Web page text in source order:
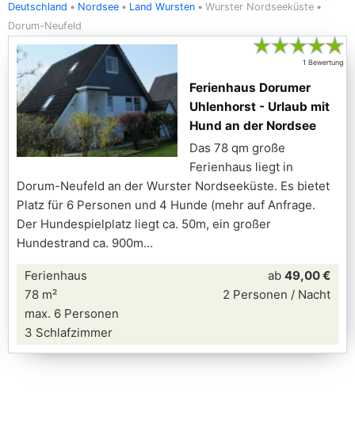
Deutschland Nordsee Land Wursten
Wurster Nordseeküste
Dorum-Neufeld
★★★★★
1 Bewertung
Ferienhaus Dorumer
Uhlenhorst - Urlaub mit
Hund an der Nordsee
Das 78 qm große
Ferienhaus liegt in
Dorum-Neufeld an der Wurster Nordseeküste. Es bietet
Platz für 6 Personen und 4 Hunde (mehr auf Anfrage.
Der Hundespielplatz liegt ca. 50m, ein großer
Hundestrand ca. 900m
Ferienhaus
78 m²
max. 6 Personen
3 Schlafzimmer
ab 49,00 €
2 Personen / Nacht